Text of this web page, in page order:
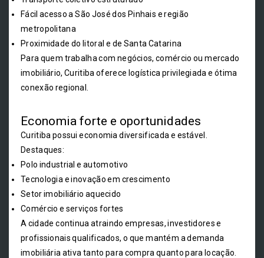
Fácil acesso a São José dos Pinhais e região
metropolitana
Proximidade do litoral e de Santa Catarina
Para quem trabalha com negócios, comércio ou mercado
imobiliário, Curitiba oferece logística privilegiada e ótima
conexão regional.
Economia forte e oportunidades
Curitiba possui economia diversificada e estável.
Destaques:
Polo industrial e automotivo
Tecnologia e inovação em crescimento
Setor imobiliário aquecido
Comércio e serviços fortes
A cidade continua atraindo empresas, investidores e
profissionais qualificados, o que mantém a demanda
imobiliária ativa tanto para compra quanto para locação.